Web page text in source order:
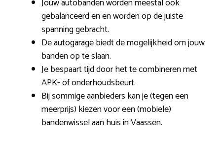
gebalanceerd en en worden op de juiste
spanning gebracht.
De autogarage biedt de mogelijkheid om jouw
banden op te slaan.
Je bespaart tijd door het te combineren met
APK- of onderhoudsbeurt.
Bij sommige aanbieders kan je (tegen een
meerprijs) kiezen voor een (mobiele)
bandenwissel aan huis in Vaassen.